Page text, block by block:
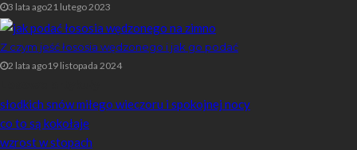
3 lata ago21 lutego 2023
Z czym jeść łososia wędzonego i jak go podać
2 lata ago19 listopada 2024
słodkich snów miłego wieczoru i spokojnej nocy
co to są kokołaje
wzrost w stopach